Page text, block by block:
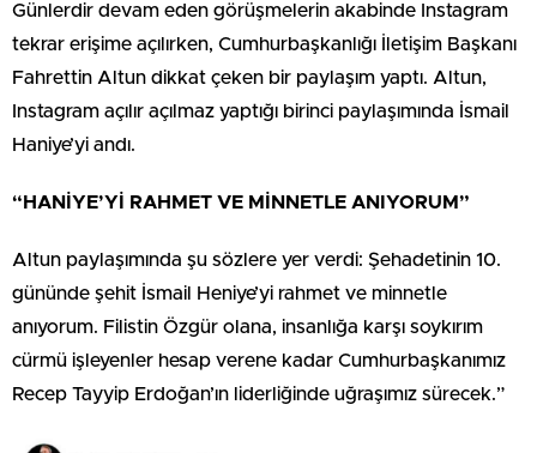
Günlerdir devam eden görüşmelerin akabinde Instagram
tekrar erişime açılırken, Cumhurbaşkanlığı İletişim Başkanı
Fahrettin Altun dikkat çeken bir paylaşım yaptı. Altun,
Instagram açılır açılmaz yaptığı birinci paylaşımında İsmail
Haniye’yi andı.
“HANİYE’Yİ RAHMET VE MİNNETLE ANIYORUM”
Altun paylaşımında şu sözlere yer verdi: Şehadetinin 10.
gününde şehit İsmail Heniye’yi rahmet ve minnetle
anıyorum. Filistin Özgür olana, insanlığa karşı soykırım
cürmü işleyenler hesap verene kadar Cumhurbaşkanımız
Recep Tayyip Erdoğan’ın liderliğinde uğraşımız sürecek.”